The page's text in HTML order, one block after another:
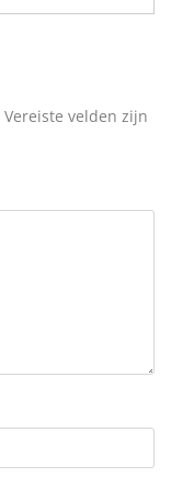
Vereiste velden zijn